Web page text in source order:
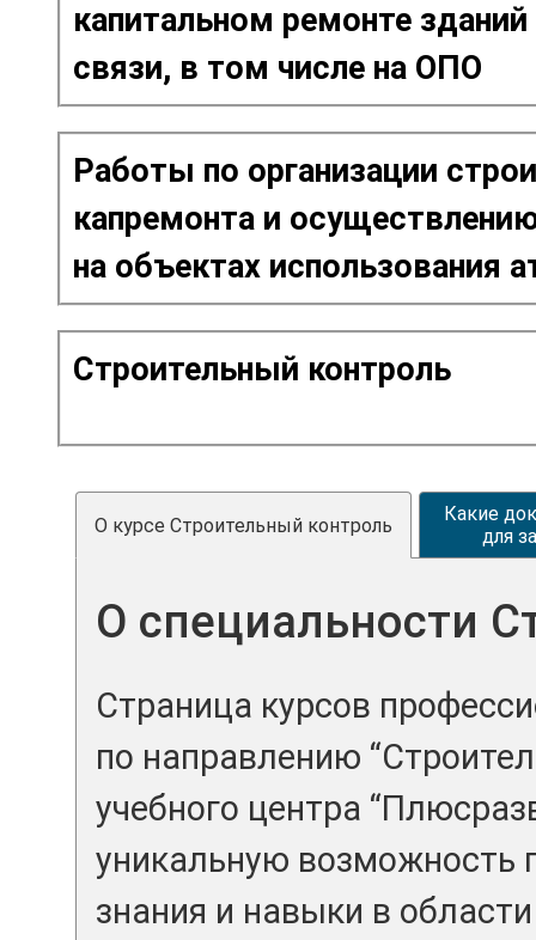
капитальном ремонте
связи, в том числе на ОПО
Работы по организации
капремонта и
на объектах использования
Строительный контроль
О курсе Строительный контроль
Какие
для
О специальности
Страница курсов
по направлению
учебного центра
уникальную возможность
знания и навыки в